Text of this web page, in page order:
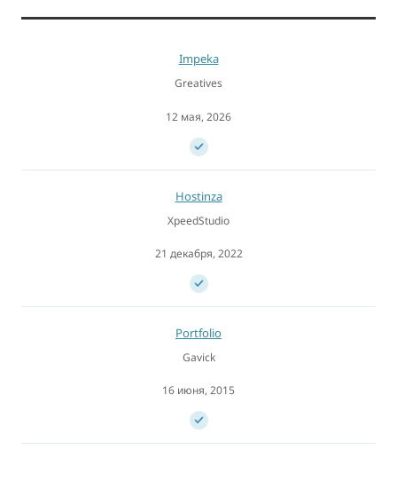
Impeka
Greatives
12 мая, 2026
Hostinza
XpeedStudio
21 декабря, 2022
Portfolio
Gavick
16 июня, 2015